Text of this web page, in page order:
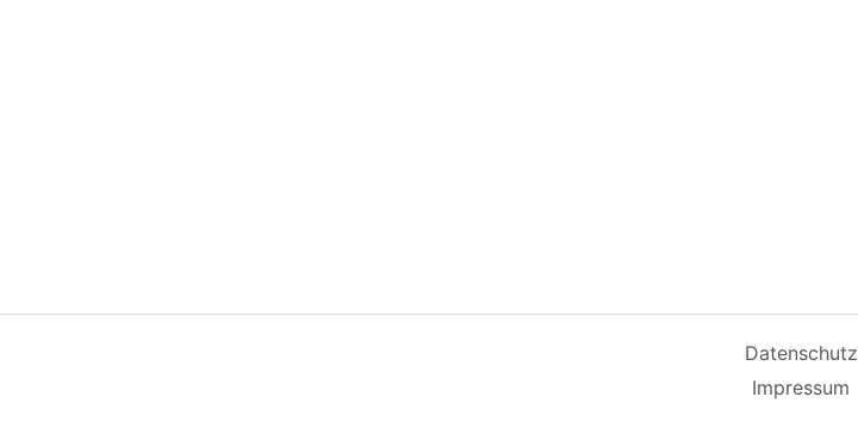
Datenschutz
Impressum